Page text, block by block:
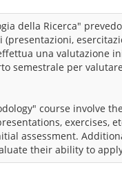
della Ricerca"
una valutazione
semestrale per
course involve
exercises,
assessment.
their ability to